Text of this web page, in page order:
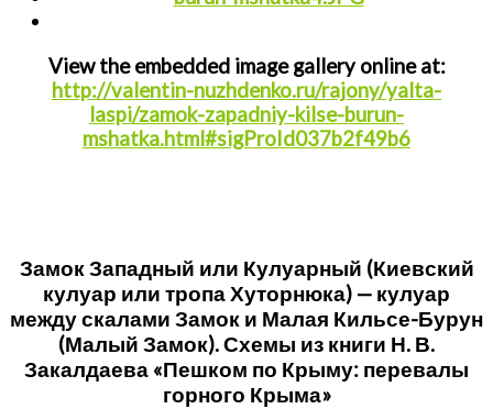
View the embedded image gallery online at:
http://valentin-nuzhdenko.ru/rajony/yalta-
laspi/zamok-zapadniy-kilse-burun-
mshatka.html#sigProId037b2f49b6
Замок Западный или Кулуарный (Киевский
кулуар или тропа Хуторнюка) — кулуар
между скалами Замок и Малая Кильсе-Бурун
(Малый Замок). Схемы из книги Н. В.
Закалдаева «Пешком по Крыму: перевалы
горного Крыма»